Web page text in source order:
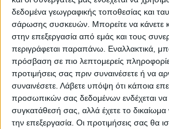
δεδομένα γεωγραφικής τοποθεσίας και
σάρωσης συσκευών. Μπορείτε να κάνετε
στην επεξεργασία από εμάς και τους
περιγράφεται παραπάνω. Εναλλακτικά,
πρόσβαση σε πιο λεπτομερείς
προτιμήσεις σας πριν συναινέσετε ή να
συναινέσετε. Λάβετε υπόψη ότι κάποια
προσωπικών σας δεδομένων ενδέχεται να
συγκατάθεσή σας, αλλά έχετε το δικαίωμα
την επεξεργασία. Οι προτιμήσεις σας θα
ΠΡΟΗΓΟΥΜΕΝΟ ΑΡΘΡΟ
Μανώλης Κονταρός και
Γλυκερία Κωστούλα σήμερα
στον Παλαμά
Θέμα